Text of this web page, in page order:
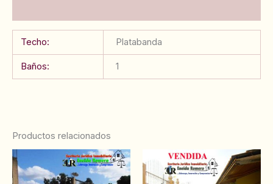
Techo: Platabanda
Baños: 1
Productos relacionados